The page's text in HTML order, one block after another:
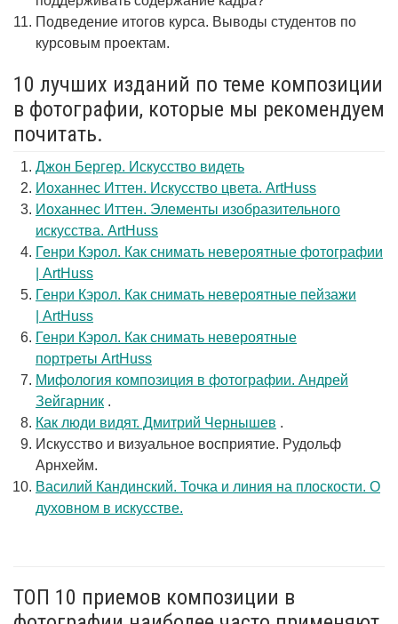
Подведение итогов курса. Выводы студентов по
курсовым проектам.
10 лучших изданий по теме композиции
в фотографии, которые мы рекомендуем
почитать.
Джон Бергер. Искусство видеть
Иоханнес Иттен. Искусство цвета. ArtHuss
Иоханнес Иттен. Элементы изобразительного
искусства. ArtHuss
Генри Кэрол. Как снимать невероятные фотографии
| ArtHuss
Генри Кэрол. Как снимать невероятные пейзажи
| ArtHuss
Генри Кэрол. Как снимать невероятные
портреты ArtHuss
Мифология композиция в фотографии. Андрей
Зейгарник .
Как люди видят. Дмитрий Чернышев .
Искусство и визуальное восприятие. Рудольф
Арнхейм.
Василий Кандинский. Точка и линия на плоскости. О
духовном в искусстве.
ТОП 10 приемов композиции в